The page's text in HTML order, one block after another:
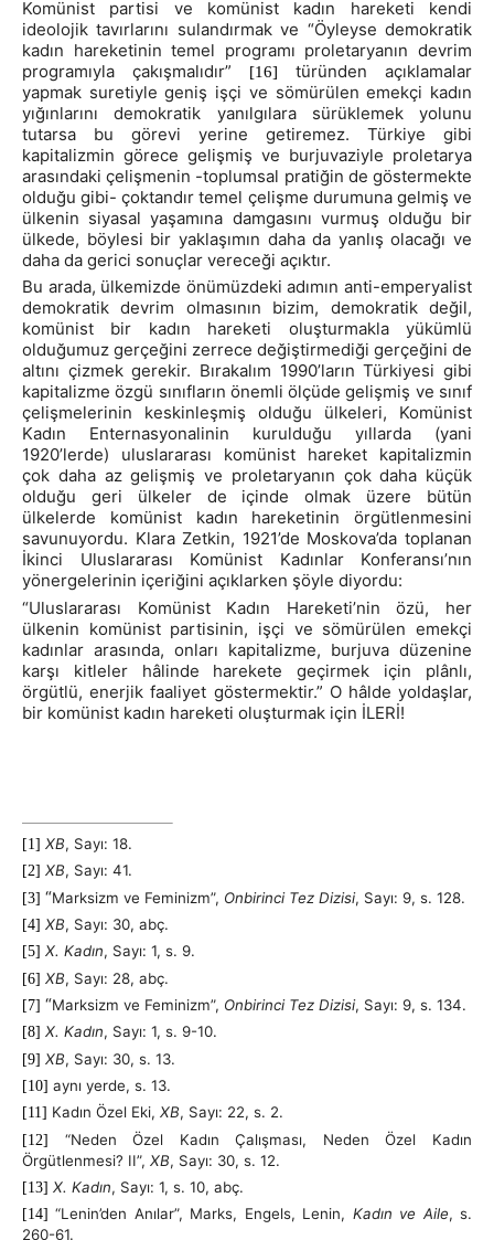
Komünist partisi ve komünist kadın hareketi kendi
ideolojik tavırlarını sulandırmak ve “Öyleyse demokratik
kadın hareketinin temel programı proletaryanın devrim
programıyla çakışmalıdır”
[16]
türünden açıklamalar
yapmak suretiyle geniş işçi ve sömürülen emekçi kadın
yığınlarını demokratik yanılgılara sürüklemek yolunu
tutarsa bu görevi yerine getiremez. Türkiye gibi
kapitalizmin görece gelişmiş ve burjuvaziyle proletarya
arasındaki çelişmenin -toplumsal pratiğin de göstermekte
olduğu gibi- çoktandır temel çelişme durumuna gelmiş ve
ülkenin siyasal yaşamına damgasını vurmuş olduğu bir
ülkede, böylesi bir yaklaşımın daha da yanlış olacağı ve
daha da gerici sonuçlar vereceği açıktır.
Bu arada, ülkemizde önümüzdeki adımın anti-emperyalist
demokratik devrim olmasının bizim, demokratik değil,
komünist bir kadın hareketi oluşturmakla yükümlü
olduğumuz gerçeğini zerrece değiştirmediği gerçeğini de
altını çizmek gerekir. Bırakalım 1990’ların Türkiyesi gibi
kapitalizme özgü sınıfların önemli ölçüde gelişmiş ve sınıf
çelişmelerinin keskinleşmiş olduğu ülkeleri, Komünist
Kadın Enternasyonalinin kurulduğu yıllarda (yani
1920’lerde) uluslararası komünist hareket kapitalizmin
çok daha az gelişmiş ve proletaryanın çok daha küçük
olduğu geri ülkeler de içinde olmak üzere bütün
ülkelerde komünist kadın hareketinin örgütlenmesini
savunuyordu. Klara Zetkin, 1921’de Moskova’da toplanan
İkinci Uluslararası Komünist Kadınlar Konferansı’nın
yönergelerinin içeriğini açıklarken şöyle diyordu:
“Uluslararası Komünist Kadın Hareketi’nin özü, her
ülkenin komünist partisinin, işçi ve sömürülen emekçi
kadınlar arasında, onları kapitalizme, burjuva düzenine
karşı kitleler hâlinde harekete geçirmek için plânlı,
örgütlü, enerjik faaliyet göstermektir.” O hâlde yoldaşlar,
bir komünist kadın hareketi oluşturmak için İLERİ!
[1] XB, Sayı: 18.
[2] XB, Sayı: 41.
[3] “Marksizm ve Feminizm”, Onbirinci Tez Dizisi, Sayı: 9, s. 128.
[4] XB, Sayı: 30, abç.
[5] X. Kadın, Sayı: 1, s. 9.
[6] XB, Sayı: 28, abç.
[7] “Marksizm ve Feminizm”, Onbirinci Tez Dizisi, Sayı: 9, s. 134.
[8] X. Kadın, Sayı: 1, s. 9-10.
[9] XB, Sayı: 30, s. 13.
[10] aynı yerde, s. 13.
[11] Kadın Özel Eki, XB, Sayı: 22, s. 2.
[12]
“Neden Özel Kadın Çalışması, Neden Özel Kadın
Örgütlenmesi? II”, XB, Sayı: 30, s. 12.
[13] X. Kadın, Sayı: 1, s. 10, abç.
[14] “Lenin’den Anılar”, Marks, Engels, Lenin, Kadın ve Aile, s.
260-61.